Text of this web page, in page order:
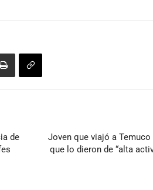
de
Joven que viajó a
que lo dieron de “alta